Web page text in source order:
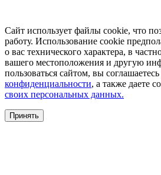
Сайт использует файлы cookie, что
работу. Использование cookie
о вас технического характера, в
вашего местоположения и другую
пользоваться сайтом, вы соглашаетесь
конфиденциальности, а также даете
своих персональных данных.
Принять